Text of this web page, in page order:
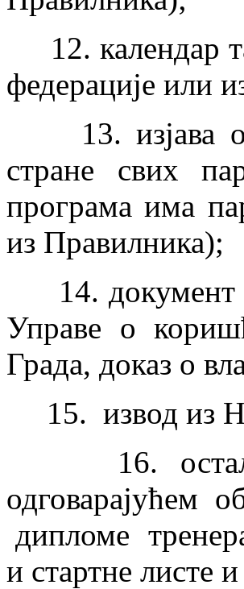
12. календар
федерације или
13. изјава о
стране свих
програма има
из Правилника);
14. документ о
Управе о
Града, доказ о
15. извод из
16. остала
одговарајућем
дипломе
и стартне листе